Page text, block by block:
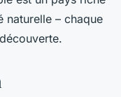
naturelle – chaque